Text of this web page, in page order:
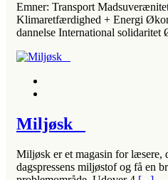
Emner: Transport
Klimaretfærdighed + Energi
dannelse International solidaritet
Miljøsk
Miljøsk er et magasin for læsere,
dagspressens miljøstof og få en